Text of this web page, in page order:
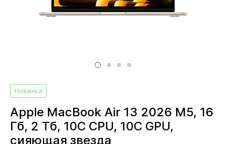
Новинка
Apple MacBook Air 13 2026 M5, 16
Гб, 2 Тб, 10C CPU, 10C GPU,
сияющая звезда